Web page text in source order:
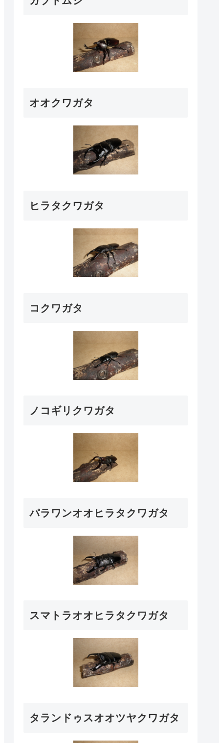
オオクワガタ
ヒラタクワガタ
コクワガタ
ノコギリクワガタ
パラワンオオヒラタクワガタ
スマトラオオヒラタクワガタ
タランドゥスオオツヤクワガタ